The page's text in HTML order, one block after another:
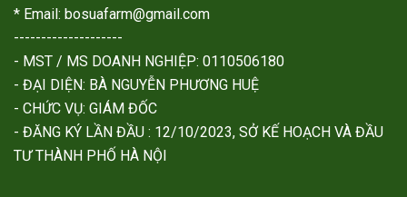
* Email: bosuafarm@gmail.com
--------------------
- MST / MS DOANH NGHIỆP: 0110506180
- ĐẠI DIỆN: BÀ NGUYỄN PHƯƠNG HUỆ
- CHỨC VỤ: GIÁM ĐỐC
- ĐĂNG KÝ LẦN ĐẦU : 12/10/2023, SỞ KẾ HOẠCH VÀ ĐẦU
TƯ THÀNH PHỐ HÀ NỘI